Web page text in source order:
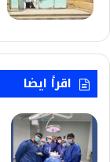
اقرأ ايضا